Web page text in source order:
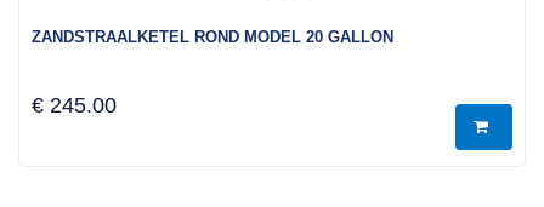
ZANDSTRAALKETEL ROND MODEL 20 GALLON
€ 245.00